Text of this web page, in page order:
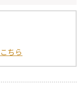
こちら